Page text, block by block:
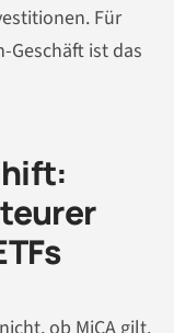
Für
Geschäft ist das